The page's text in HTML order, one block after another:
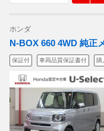
ホンダ
N-BOX 660 4WD 純正
保証付 車両品質保証書付 購